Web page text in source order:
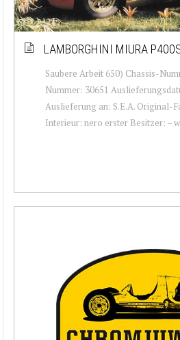
LAMBORGHINI MIURA
Saubere Arbeit 650) Chassis-
Nummer: 30651
Auslieferung an: S.E.A. Original-
Interieur: nero erster Besitzer: –